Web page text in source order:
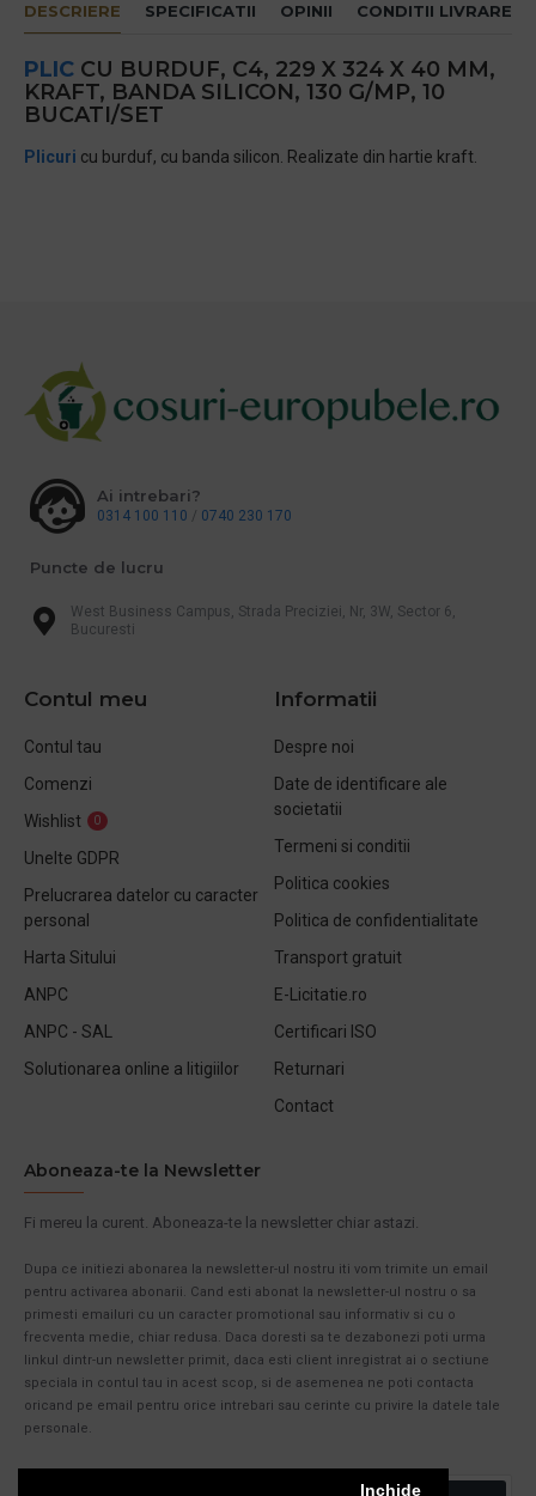
Inchide
DESCRIERE SPECIFICATII OPINII CONDITII LIVRARE
PLIC CU BURDUF, C4, 229 X 324 X 40 MM,
KRAFT, BANDA SILICON, 130 G/MP, 10
BUCATI/SET
Plicuri cu burduf, cu banda silicon. Realizate din hartie kraft.
Ai intrebari?
0314 100 110 / 0740 230 170
Puncte de lucru
West Business Campus, Strada Preciziei, Nr, 3W, Sector 6,
Bucuresti
Contul meu
Contul tau
Comenzi
Wishlist
0
Unelte GDPR
Prelucrarea datelor cu caracter
personal
Harta Sitului
ANPC
ANPC - SAL
Solutionarea online a litigiilor
Informatii
Despre noi
Date de identificare ale
societatii
Termeni si conditii
Politica cookies
Politica de confidentialitate
Transport gratuit
E-Licitatie.ro
Certificari ISO
Returnari
Contact
Aboneaza-te la Newsletter
Fi mereu la curent. Aboneaza-te la newsletter chiar astazi.
Dupa ce initiezi abonarea la newsletter-ul nostru iti vom trimite un email
pentru activarea abonarii. Cand esti abonat la newsletter-ul nostru o sa
primesti emailuri cu un caracter promotional sau informativ si cu o
frecventa medie, chiar redusa. Daca doresti sa te dezabonezi poti urma
linkul dintr-un newsletter primit, daca esti client inregistrat ai o sectiune
speciala in contul tau in acest scop, si de asemenea ne poti contacta
oricand pe email pentru orice intrebari sau cerinte cu privire la datele tale
personale.